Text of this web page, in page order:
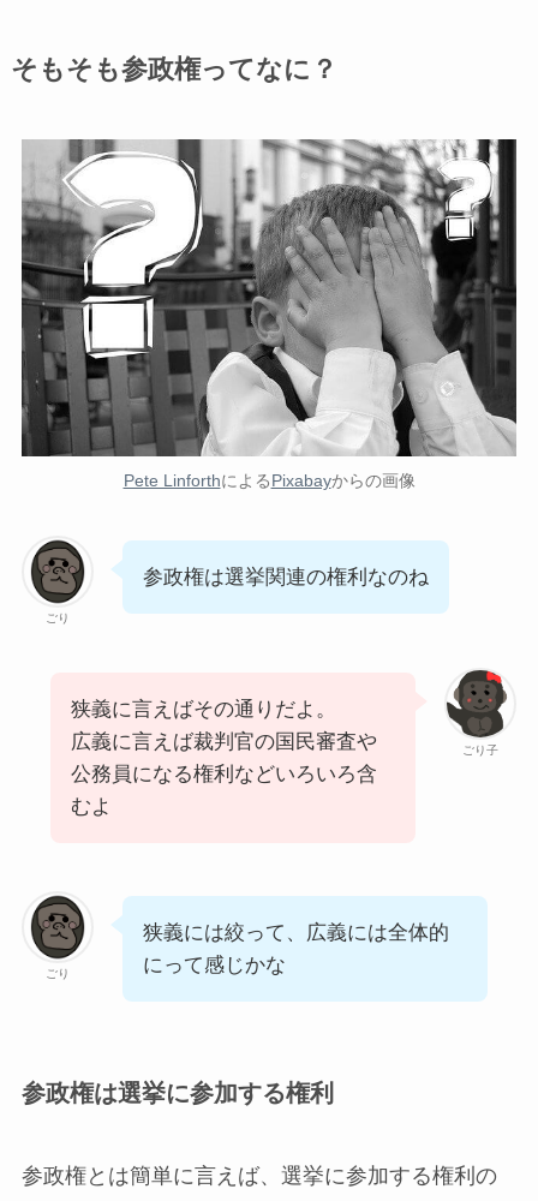
そもそも参政権ってなに？
Pete LinforthによるPixabayからの画像
ごり
参政権は選挙関連の権利なのね
ごり子
狭義に言えばその通りだよ。
広義に言えば裁判官の国民審査や
公務員になる権利などいろいろ含
むよ
ごり
狭義には絞って、広義には全体的
にって感じかな
参政権は選挙に参加する権利
参政権とは簡単に言えば、選挙に参加する権利の